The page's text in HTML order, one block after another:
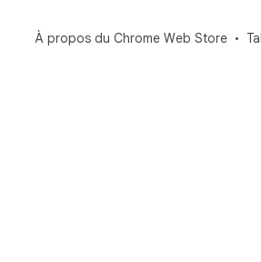
À propos du Chrome Web Store